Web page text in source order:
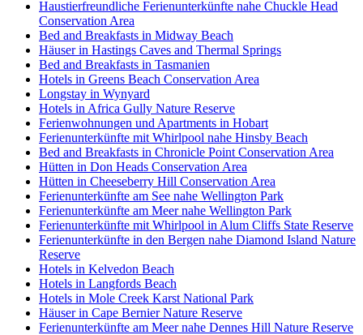
Haustierfreundliche Ferienunterkünfte nahe Chuckle Head
Conservation Area
Bed and Breakfasts in Midway Beach
Häuser in Hastings Caves and Thermal Springs
Bed and Breakfasts in Tasmanien
Hotels in Greens Beach Conservation Area
Longstay in Wynyard
Hotels in Africa Gully Nature Reserve
Ferienwohnungen und Apartments in Hobart
Ferienunterkünfte mit Whirlpool nahe Hinsby Beach
Bed and Breakfasts in Chronicle Point Conservation Area
Hütten in Don Heads Conservation Area
Hütten in Cheeseberry Hill Conservation Area
Ferienunterkünfte am See nahe Wellington Park
Ferienunterkünfte am Meer nahe Wellington Park
Ferienunterkünfte mit Whirlpool in Alum Cliffs State Reserve
Ferienunterkünfte in den Bergen nahe Diamond Island Nature
Reserve
Hotels in Kelvedon Beach
Hotels in Langfords Beach
Hotels in Mole Creek Karst National Park
Häuser in Cape Bernier Nature Reserve
Ferienunterkünfte am Meer nahe Dennes Hill Nature Reserve